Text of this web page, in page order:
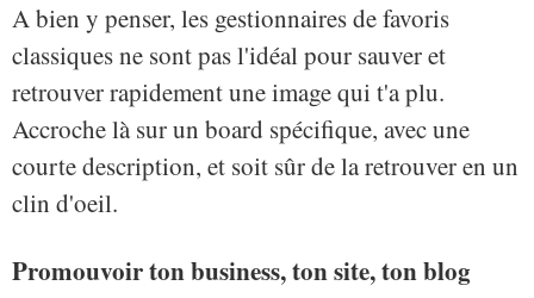
A bien y penser, les gestionnaires de favoris
classiques ne sont pas l'idéal pour sauver et
retrouver rapidement une image qui t'a plu.
Accroche là sur un board spécifique, avec une
courte description, et soit sûr de la retrouver en un
clin d'oeil.
Promouvoir ton business, ton site, ton blog